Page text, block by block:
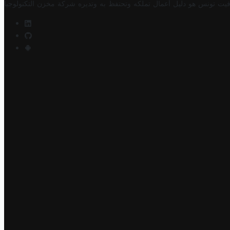
تونس هو دليل أعمال تملكه وتحتفظ به وتديره شركة مخزن التكنولوجيا